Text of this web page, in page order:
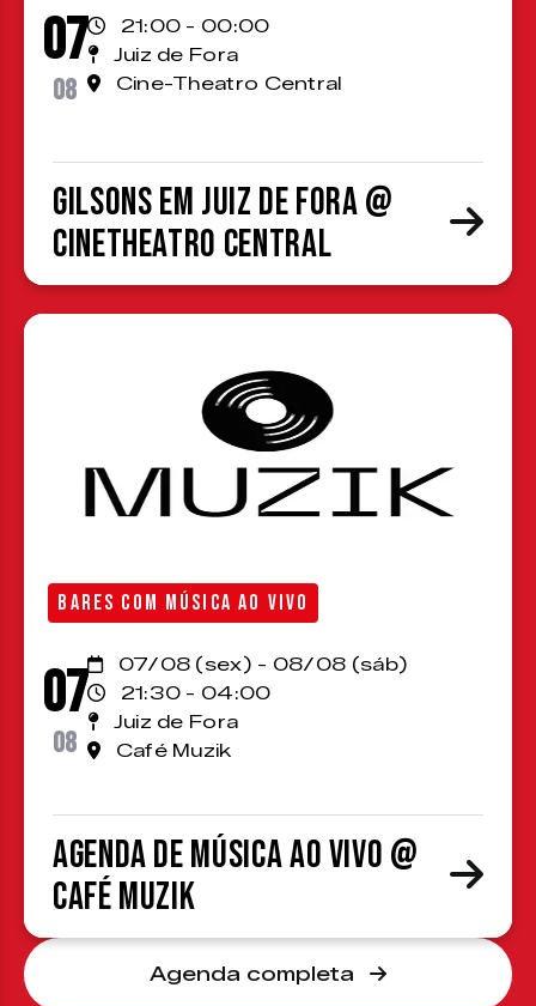
07
08
21:00 - 00:00
Juiz de Fora
Cine-Theatro Central
Gilsons em Juiz de Fora @
CineTheatro Central
BARES COM MÚSICA AO VIVO
07
08
07/08 (sex) - 08/08 (sáb)
21:30 - 04:00
Juiz de Fora
Café Muzik
Agenda de Música ao Vivo @
Café Muzik
Agenda completa